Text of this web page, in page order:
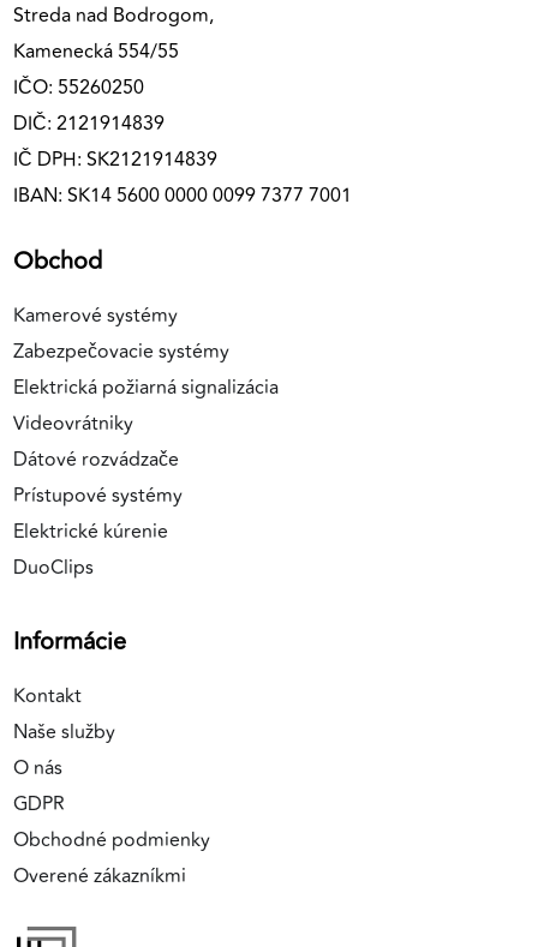
Streda nad Bodrogom,
Kamenecká 554/55
IČO: 55260250
DIČ: 2121914839
IČ DPH: SK2121914839
IBAN: SK14 5600 0000 0099 7377 7001
Obchod
Kamerové systémy
Zabezpečovacie systémy
Elektrická požiarná signalizácia
Videovrátniky
Dátové rozvádzače
Prístupové systémy
Elektrické kúrenie
DuoClips
Informácie
Kontakt
Naše služby
O nás
GDPR
Obchodné podmienky
Overené zákazníkmi